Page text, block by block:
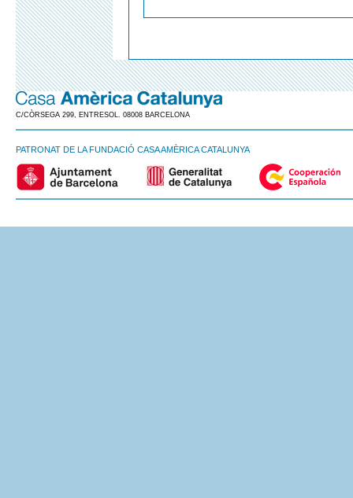
C/CÒRSEGA 299, ENTRESOL. 08008 BARCELONA
PATRONAT DE LA FUNDACIÓ CASA AMÈRICA CATALUNYA